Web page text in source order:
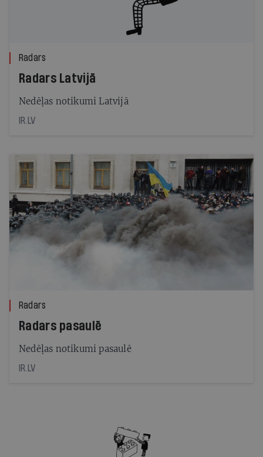
Radars
Radars Latvijā
Nedēļas notikumi Latvijā
IR.LV
Radars
Radars pasaulē
Nedēļas notikumi pasaulē
IR.LV